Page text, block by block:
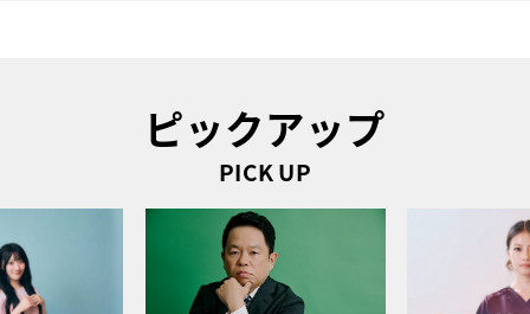
ピックアップ
PICK UP